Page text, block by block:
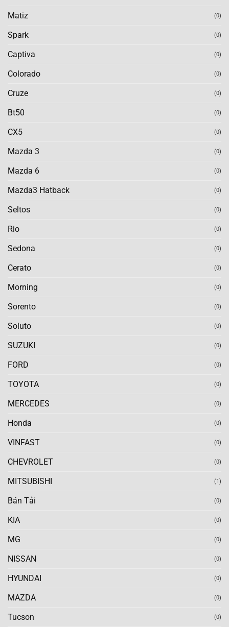
Matiz
(0)
Spark (0)
Captiva (0)
Colorado (0)
Cruze (0)
Bt50 (0)
CX5 (0)
Mazda 3 (0)
Mazda 6 (0)
Mazda3 Hatback (0)
Seltos (0)
Rio (0)
Sedona (0)
Cerato (0)
Morning (0)
Sorento (0)
Soluto (0)
SUZUKI (0)
FORD (0)
TOYOTA (0)
MERCEDES (0)
Honda (0)
VINFAST (0)
CHEVROLET (0)
MITSUBISHI (1)
Bán Tải (0)
KIA (0)
MG (0)
NISSAN (0)
HYUNDAI (0)
MAZDA (0)
Tucson (0)